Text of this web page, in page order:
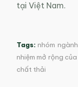
tại Việt Nam.
Tags: nhóm
nhiệm mở rộng
chất thải